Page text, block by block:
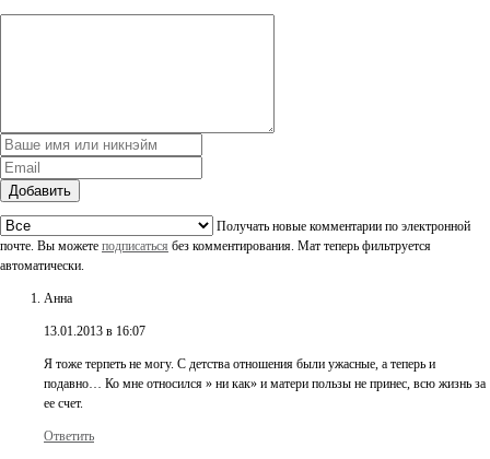
Добавить
Получать новые комментарии по электронной
почте. Вы можете подписаться без комментирования. Мат теперь фильтруется
автоматически.
Анна
13.01.2013 в 16:07
Я тоже терпеть не могу. С детства отношения были ужасные, а теперь и
подавно… Ко мне относился » ни как» и матери пользы не принес, всю жизнь за
ее счет.
Ответить